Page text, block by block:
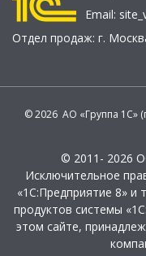
Email:
Отдел продаж: г.
© 2026 АО «Группа 1С»
© 2011- 2026
Исключительное
«1С:Предприятие 8» и
продуктов системы
этом сайте,